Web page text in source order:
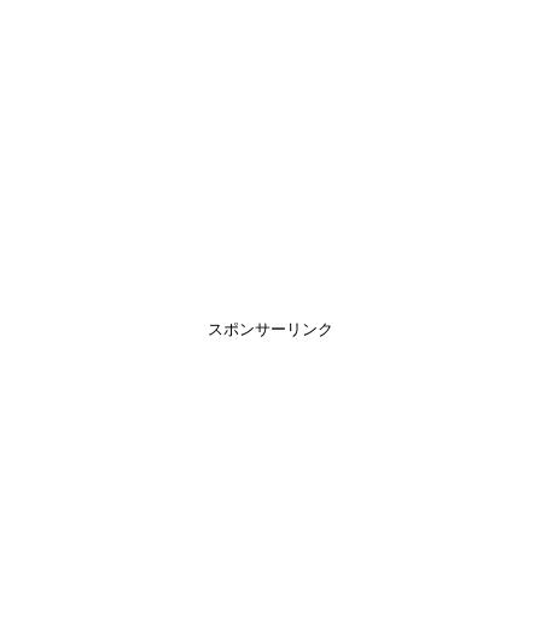
スポンサーリンク